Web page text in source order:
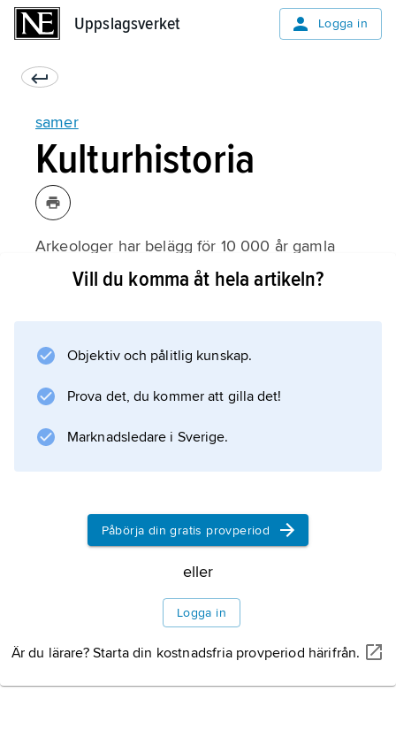
Uppslagsverket Logga in
samer
Kulturhistoria
Arkeologer har belägg för 10 000 år gamla
bosättningar i Norrland. Det är svårt att avgöra
har man hittat lämningar av en
skifferkultur
Nomadiserande renskötsel
livnäring
Bostadsformer och
bruksföremål
Vill du komma åt hela artikeln?
Objektiv och pålitlig kunskap.
Prova det, du kommer att gilla det!
Marknadsledare i Sverige.
Påbörja din gratis provperiod
eller
Logga in
Är du lärare? Starta din kostnadsfria provperiod härifrån.